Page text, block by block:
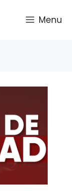
Menu